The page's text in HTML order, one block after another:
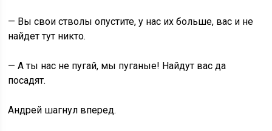
— Вы свои стволы опустите, у нас их больше, вас и не
найдет тут никто.
— А ты нас не пугай, мы пуганые! Найдут вас да
посадят.
Андрей шагнул вперед.